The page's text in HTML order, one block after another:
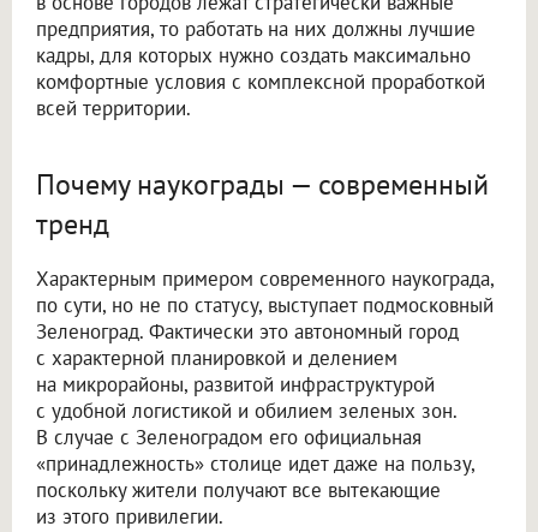
предприятия, то работать на них должны лучшие
кадры, для которых нужно создать максимально
комфортные условия с комплексной проработкой
всей территории.
Почему наукограды — современный
тренд
Характерным примером современного наукограда,
по сути, но не по статусу, выступает подмосковный
Зеленоград. Фактически это автономный город
с характерной планировкой и делением
на микрорайоны, развитой инфраструктурой
с удобной логистикой и обилием зеленых зон.
В случае с Зеленоградом его официальная
«принадлежность» столице идет даже на пользу,
поскольку жители получают все вытекающие
из этого привилегии.